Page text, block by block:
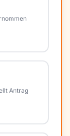
Antrag